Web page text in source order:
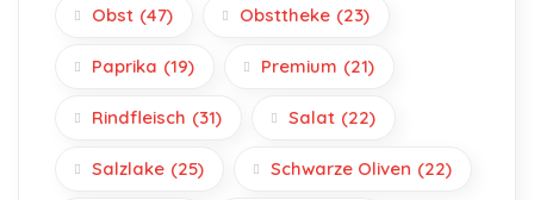
Obst (47) Obsttheke (23)
Paprika (19) Premium (21)
Rindfleisch (31) Salat (22)
Salzlake (25) Schwarze Oliven (22)